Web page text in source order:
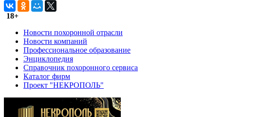
18+
Новости похоронной отрасли
Новости компаний
Профессиональное образование
Энциклопедия
Справочник похоронного сервиса
Каталог фирм
Проект "НЕКРОПОЛЬ"